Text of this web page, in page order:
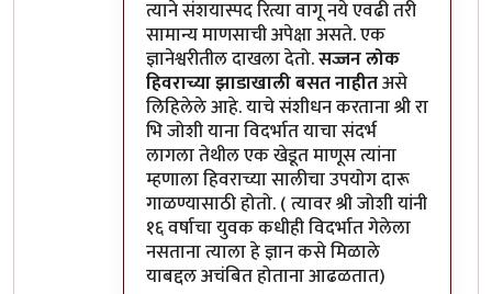
त्याने संशयास्पद रित्या वागू नये एवढी तरी
सामान्य माणसाची अपेक्षा असते. एक
ज्ञानेश्वरीतील दाखला देतो.सज्जन लोक
हिवराच्या झाडाखाली बसत नाहीतअसे
लिहिलेले आहे. याचे संशीधन करताना श्री रा
भि जोशी याना विदर्भात याचा संदर्भ
लागला तेथील एक खेडूत माणूस त्यांना
म्हणाला हिवराच्या सालीचा उपयोग दारू
गाळण्यासाठी होतो. ( त्यावर श्री जोशी यांनी
१६ वर्षाचा युवक कधीही विदर्भात गेलेला
नसताना त्याला हे ज्ञान कसे मिळाले
याबद्दल अचंबित होताना आढळतात)